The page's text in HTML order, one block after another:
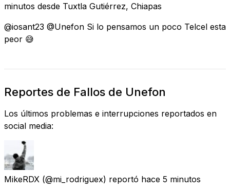
minutos desde Tuxtla Gutiérrez, Chiapas
@iosant23 @Unefon Si lo pensamos un poco Telcel esta
peor 😅
Reportes de Fallos de Unefon
Los últimos problemas e interrupciones reportados en
social media:
MikeRDX (@mi_rodriguex) reportó hace 5 minutos